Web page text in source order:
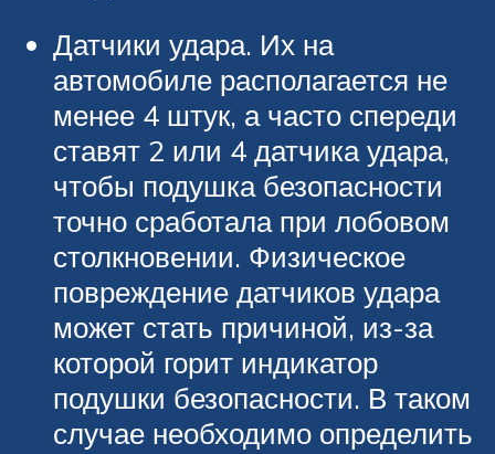
Датчики удара. Их на
автомобиле располагается не
менее 4 штук, а часто спереди
ставят 2 или 4 датчика удара,
чтобы подушка безопасности
точно сработала при лобовом
столкновении. Физическое
повреждение датчиков удара
может стать причиной, из-за
которой горит индикатор
подушки безопасности. В таком
случае необходимо определить